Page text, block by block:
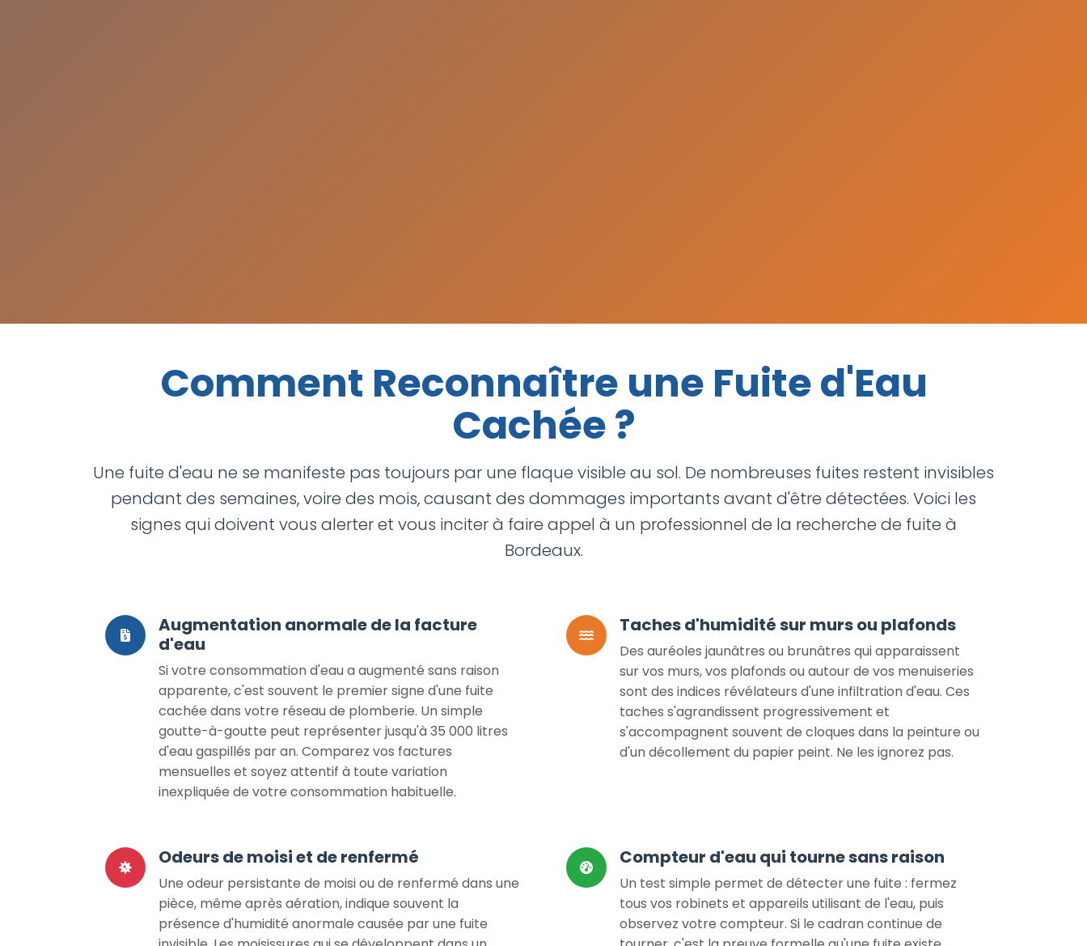
Comment Reconnaître une Fuite d'Eau
Cachée ?
Une fuite d'eau ne se manifeste pas toujours par une flaque visible au sol. De nombreuses fuites restent invisibles
pendant des semaines, voire des mois, causant des dommages importants avant d'être détectées. Voici les
signes qui doivent vous alerter et vous inciter à faire appel à un professionnel de la recherche de fuite à
Bordeaux.
Augmentation anormale de la facture
d'eau
Si votre consommation d'eau a augmenté sans raison
apparente, c'est souvent le premier signe d'une fuite
cachée dans votre réseau de plomberie. Un simple
goutte-à-goutte peut représenter jusqu'à 35 000 litres
d'eau gaspillés par an. Comparez vos factures
mensuelles et soyez attentif à toute variation
inexpliquée de votre consommation habituelle.
Taches d'humidité sur murs ou plafonds
Des auréoles jaunâtres ou brunâtres qui apparaissent
sur vos murs, vos plafonds ou autour de vos menuiseries
sont des indices révélateurs d'une infiltration d'eau. Ces
taches s'agrandissent progressivement et
s'accompagnent souvent de cloques dans la peinture ou
d'un décollement du papier peint. Ne les ignorez pas.
Odeurs de moisi et de renfermé
Une odeur persistante de moisi ou de renfermé dans une
pièce, même après aération, indique souvent la
présence d'humidité anormale causée par une fuite
Compteur d'eau qui tourne sans raison
Un test simple permet de détecter une fuite : fermez
tous vos robinets et appareils utilisant de l'eau, puis
observez votre compteur. Si le cadran continue de